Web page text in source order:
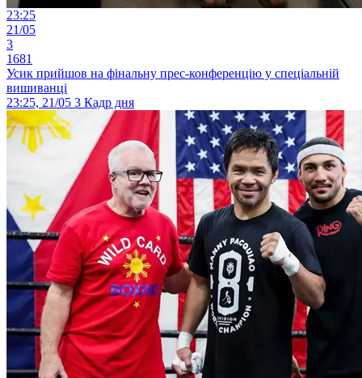
23:25
21/05
3
1681
Усик прийшов на фінальну прес-конференцію у спеціальній
вишиванці
23:25, 21/05 3 Кадр дня